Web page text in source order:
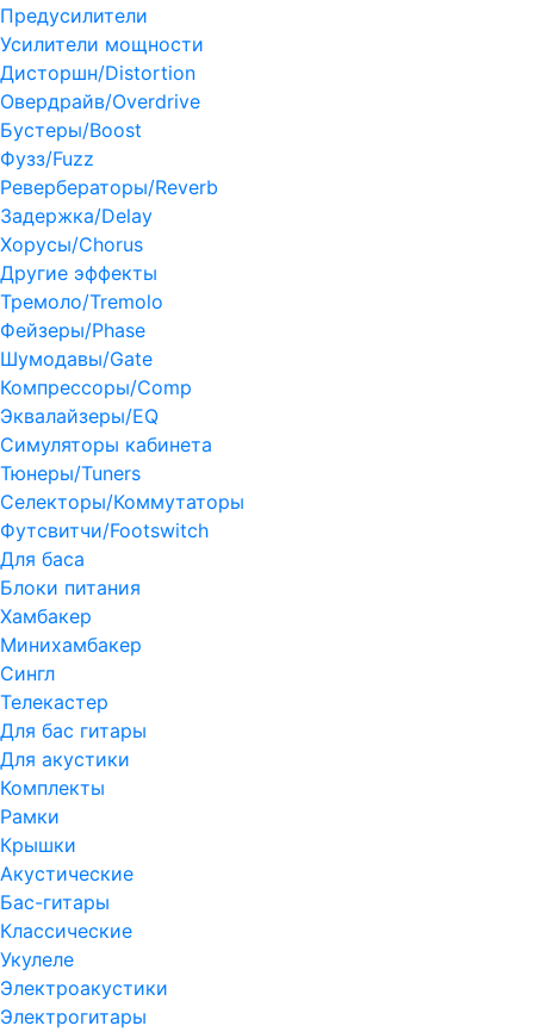
Предусилители
Усилители мощности
Дисторшн/Distortion
Овердрайв/Overdrive
Бустеры/Boost
Фузз/Fuzz
Ревербераторы/Reverb
Задержка/Delay
Хорусы/Chorus
Другие эффекты
Тремоло/Tremolo
Фейзеры/Phase
Шумодавы/Gate
Компрессоры/Comp
Эквалайзеры/EQ
Симуляторы кабинета
Тюнеры/Tuners
Селекторы/Коммутаторы
Футсвитчи/Footswitch
Для баса
Блоки питания
Хамбакер
Минихамбакер
Сингл
Телекастер
Для бас гитары
Для акустики
Комплекты
Рамки
Крышки
Акустические
Бас-гитары
Классические
Укулеле
Электроакустики
Электрогитары